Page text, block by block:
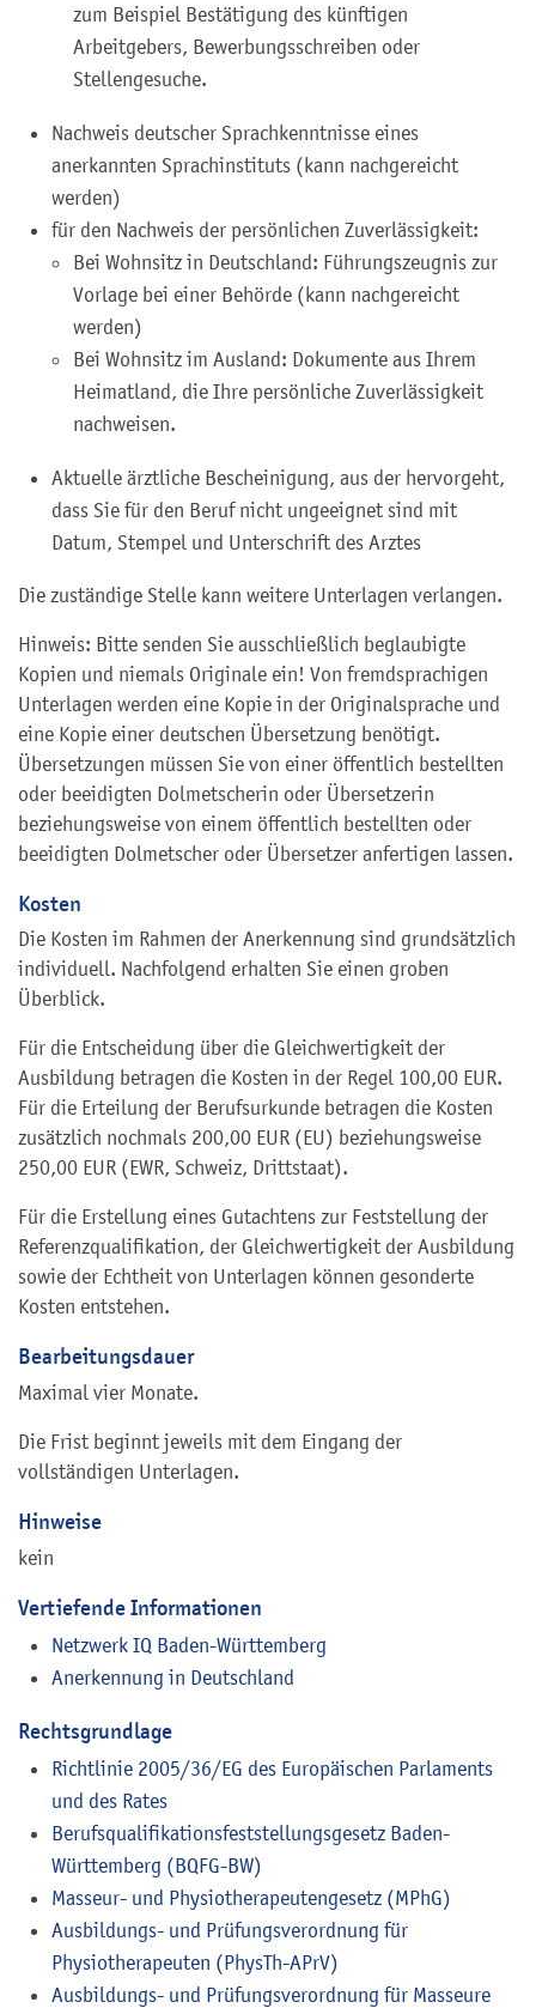
zum Beispiel Bestätigung des künftigen
Arbeitgebers, Bewerbungsschreiben oder
Stellengesuche.
Nachweis deutscher Sprachkenntnisse eines
anerkannten Sprachinstituts (kann nachgereicht
werden)
für den Nachweis der persönlichen Zuverlässigkeit:
Bei Wohnsitz in Deutschland: Führungszeugnis zur
Vorlage bei einer Behörde (kann nachgereicht
werden)
Bei Wohnsitz im Ausland: Dokumente aus Ihrem
Heimatland, die Ihre persönliche Zuverlässigkeit
nachweisen.
Aktuelle ärztliche Bescheinigung, aus der hervorgeht,
dass Sie für den Beruf nicht ungeeignet sind mit
Datum, Stempel und Unterschrift des Arztes
Die zuständige Stelle kann weitere Unterlagen verlangen.
Hinweis: Bitte senden Sie ausschließlich beglaubigte
Kopien und niemals Originale ein! Von fremdsprachigen
Unterlagen werden eine Kopie in der Originalsprache und
eine Kopie einer deutschen Übersetzung benötigt.
Übersetzungen müssen Sie von einer öffentlich bestellten
oder beeidigten Dolmetscherin oder Übersetzerin
beziehungsweise von einem öffentlich bestellten oder
beeidigten Dolmetscher oder Übersetzer anfertigen lassen.
Kosten
Die Kosten im Rahmen der Anerkennung sind grundsätzlich
individuell. Nachfolgend erhalten Sie einen groben
Überblick.
Für die Entscheidung über die Gleichwertigkeit der
Ausbildung betragen die Kosten in der Regel 100,00 EUR.
Für die Erteilung der Berufsurkunde betragen die Kosten
zusätzlich nochmals 200,00 EUR (EU) beziehungsweise
250,00 EUR (EWR, Schweiz, Drittstaat).
Für die Erstellung eines Gutachtens zur Feststellung der
Referenzqualifikation, der Gleichwertigkeit der Ausbildung
sowie der Echtheit von Unterlagen können gesonderte
Kosten entstehen.
Bearbeitungsdauer
Maximal vier Monate.
Die Frist beginnt jeweils mit dem Eingang der
vollständigen Unterlagen.
Hinweise
kein
Vertiefende Informationen
Netzwerk IQ Baden-Württemberg
Anerkennung in Deutschland
Rechtsgrundlage
Richtlinie 2005/36/EG des Europäischen Parlaments
und des Rates
Berufsqualifikationsfeststellungsgesetz Baden-
Württemberg (BQFG-BW)
Masseur- und Physiotherapeutengesetz (MPhG)
Ausbildungs- und Prüfungsverordnung für
Physiotherapeuten (PhysTh-APrV)
Ausbildungs- und Prüfungsverordnung für Masseure